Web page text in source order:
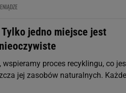
jedno miejsce jest
proces recyklingu, co
jej zasobów naturalnych.